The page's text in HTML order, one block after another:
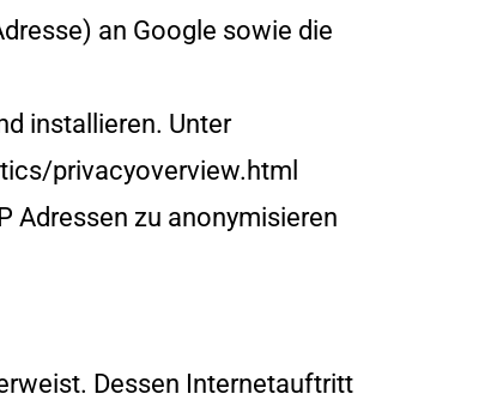
an Google sowie die
installieren. Unter
privacyoverview.html
Adressen zu anonymisieren
Dessen Internetauftritt